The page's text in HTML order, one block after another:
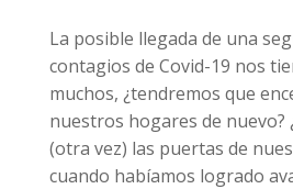
La posible llegada de una
contagios de Covid-19 nos
muchos, ¿tendremos que
nuestros hogares de nuevo?
(otra vez) las puertas de
cuando habíamos logrado